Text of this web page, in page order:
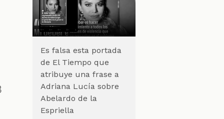
Es falsa esta portada
de El Tiempo que
atribuye una frase a
Adriana Lucía sobre
Abelardo de la
Espriella